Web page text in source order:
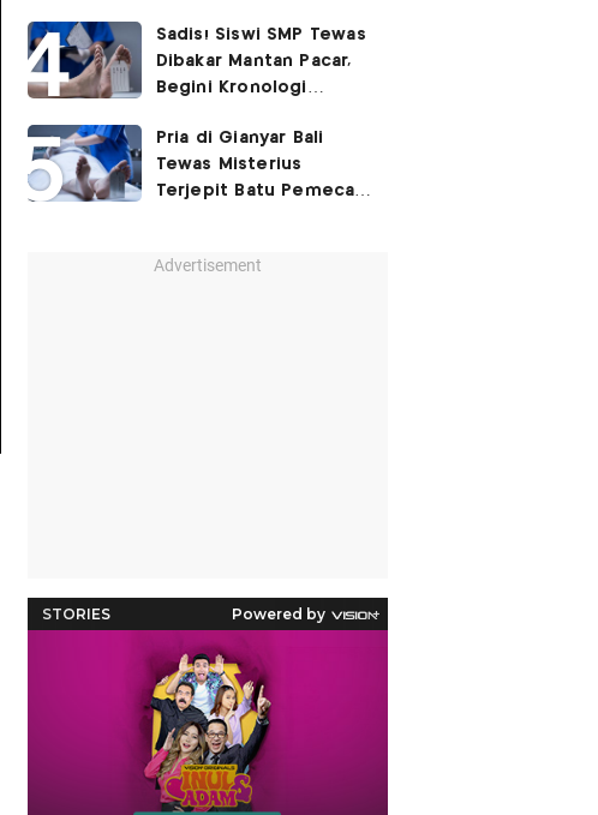
Sadis! Siswi SMP Tewas
Dibakar Mantan Pacar,
Begini Kronologi
Pria di Gianyar Bali
Tewas Misterius
Terjepit Batu Pemecah
Advertisement